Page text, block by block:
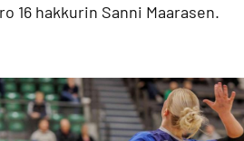
16 hakkurin Sanni Maarasen.